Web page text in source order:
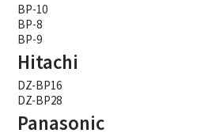
BP-10
BP-8
BP-9
Hitachi
DZ-BP16
DZ-BP28
Panasonic